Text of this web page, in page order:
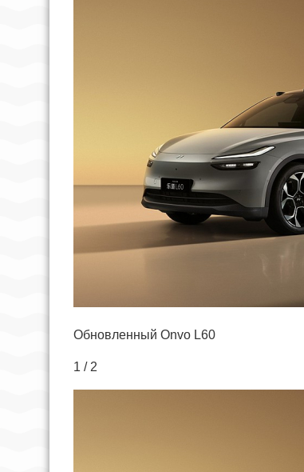
Обновленный Onvo L60
1 / 2